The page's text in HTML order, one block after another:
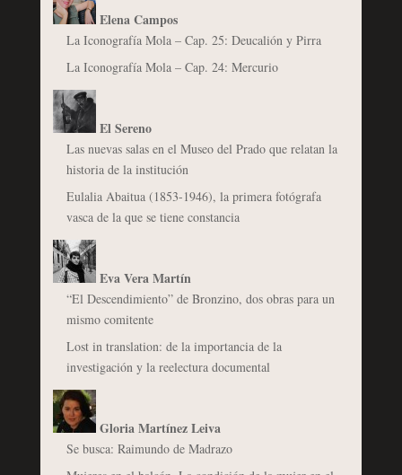
Elena Campos
La Iconografía Mola – Cap. 25: Deucalión y Pirra
La Iconografía Mola – Cap. 24: Mercurio
El Sereno
Las nuevas salas en el Museo del Prado que relatan la
historia de la institución
Eulalia Abaitua (1853-1946), la primera fotógrafa
vasca de la que se tiene constancia
Eva Vera Martín
“El Descendimiento” de Bronzino, dos obras para un
mismo comitente
Lost in translation: de la importancia de la
investigación y la reelectura documental
Gloria Martínez Leiva
Se busca: Raimundo de Madrazo